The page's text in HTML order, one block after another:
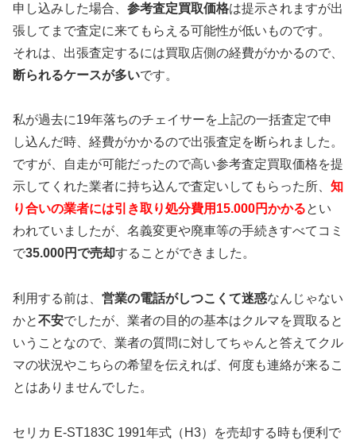
申し込みした場合、 参考査定買取価格は提示されますが出
張してまで査定に来てもらえる可能性が低いものです。
それは、出張査定するには買取店側の経費がかかるので、
断られるケースが多いです。
私が過去に19年落ちのチェイサーを上記の一括査定で申
し込んだ時、経費がかかるので出張査定を断られました。
ですが、自走が可能だったので高い参考査定買取価格を提
示してくれた業者に持ち込んで査定いしてもらった所、 知
り合いの業者には引き取り処分費用15.000円かかるとい
われていましたが、名義変更や廃車等の手続きすべてコミ
で35.000円で売却することができました。
利用する前は、 営業の電話がしつこくて迷惑なんじゃない
かと不安でしたが、業者の目的の基本はクルマを買取ると
いうことなので、業者の質問に対してちゃんと答えてクル
マの状況やこちらの希望を伝えれば、何度も連絡が来るこ
とはありませんでした。
セリカ E-ST183C 1991年式（H3）を売却する時も便利で